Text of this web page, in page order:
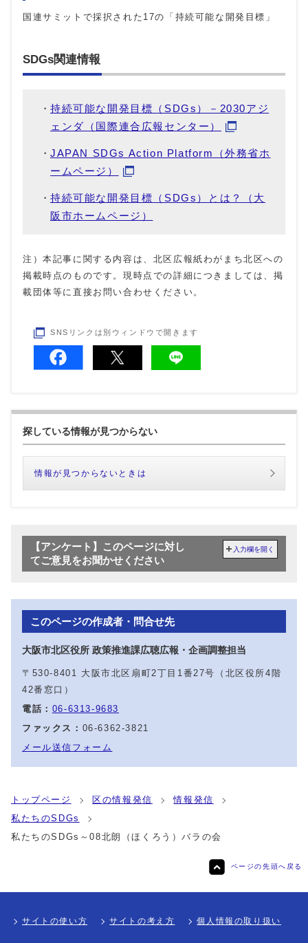
国連サミットで採択された17の「持続可能な開発目標」
SDGs関連情報
持続可能な開発目標（SDGs）－2030アジ
ェンダ（国際連合広報センター）
JAPAN SDGs Action Platform（外務省ホ
ームページ）
持続可能な開発目標（SDGs）とは？（大
阪市ホームページ）
注）本記事に関する内容は、北区広報紙わがまち北区への
掲載時点のものです。現時点での詳細につきましては、掲
載団体等に直接お問い合わせください。
SNSリンクは別ウィンドウで開きます
探している情報が見つからない
情報が見つからないときは
【アンケート】このページに対し
てご意見をお聞かせください
入力欄を開く
このページの作成者・問合せ先
大阪市北区役所 政策推進課広聴広報・企画調整担当
〒530-8401 大阪市北区扇町2丁目1番27号（北区役所4階
42番窓口）
電話： 06-6313-9683
ファックス： 06-6362-3821
メール送信フォーム
トップページ 区の情報発信
情報発信
私たちのSDGs
私たちのSDGs～08北朗（ほくろう）バラの会
ページの先頭へ戻る
サイトの使い方 サイトの考え方 個人情報の取り扱い